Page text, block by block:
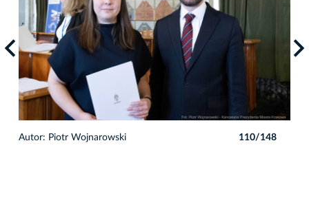
Autor: Piotr Wojnarowski 110/148